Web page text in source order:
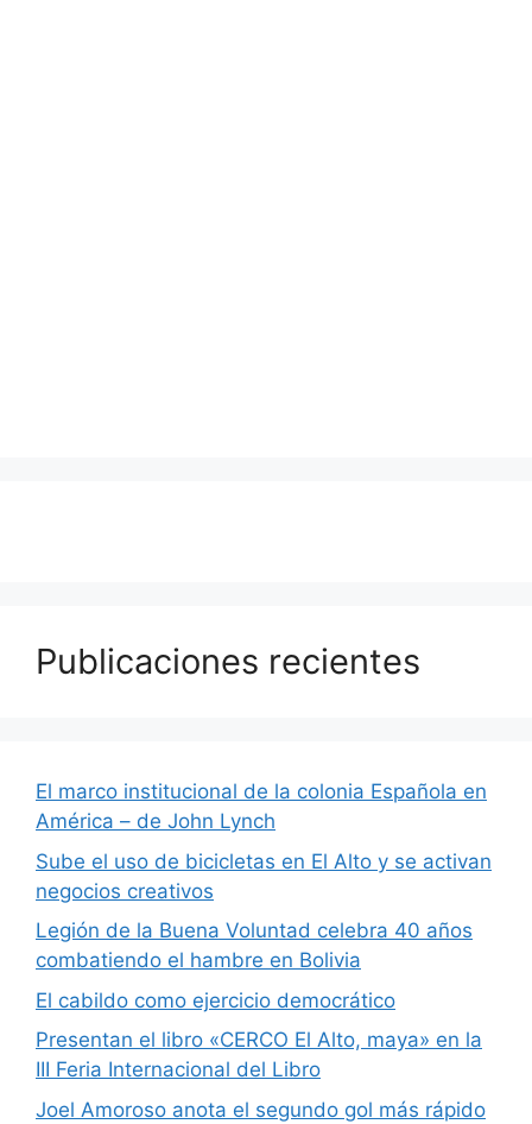
Publicaciones recientes
El marco institucional de la colonia Española en
América – de John Lynch
Sube el uso de bicicletas en El Alto y se activan
negocios creativos
Legión de la Buena Voluntad celebra 40 años
combatiendo el hambre en Bolivia
El cabildo como ejercicio democrático
Presentan el libro «CERCO El Alto, maya» en la
III Feria Internacional del Libro
Joel Amoroso anota el segundo gol más rápido